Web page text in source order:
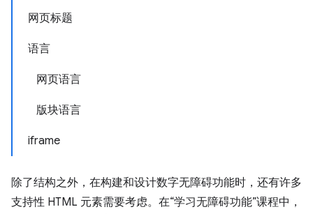
网页标题
语言
网页语言
版块语言
iframe
除了结构之外，在构建和设计数字无障碍功能时，还有许多
支持性 HTML 元素需要考虑。在“学习无障碍功能”课程中，